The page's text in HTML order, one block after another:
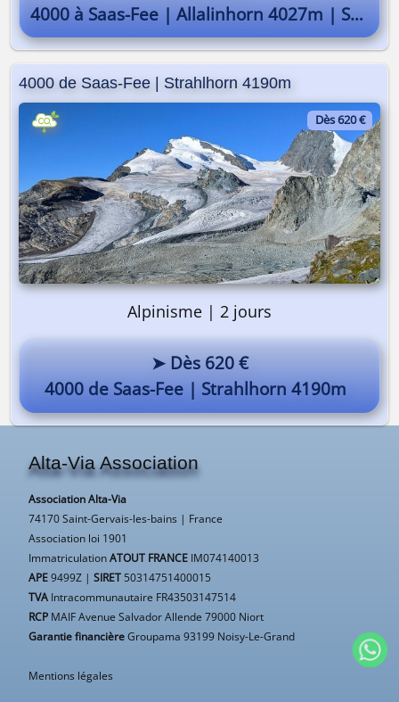
4000 à Saas-Fee | Allalinhorn 4027m | Strahlhorn 4190m
4000 de Saas-Fee | Strahlhorn 4190m
Dès 620 €
Alpinisme | 2 jours
➤ Dès 620 €
4000 de Saas-Fee | Strahlhorn 4190m
Alta-Via Association
Association Alta-Via
74170 Saint-Gervais-les-bains | France
Association loi 1901
ImmatriculationATOUT FRANCE IM074140013
APE9499Z | SIRET50314751400015
TVA Intracommunautaire FR43503147514
RCP MAIF Avenue Salvador Allende 79000 Niort
Garantie financièreGroupama 93199 Noisy-Le-Grand
Mentions légales